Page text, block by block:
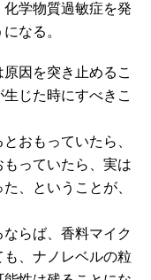
学物質過敏症を発
なる。
因を突き止めるこ
じた時にすべきこ
おもっていたら、
っていたら、実は
、ということが、
らば、香料マイク
、ナノレベルの粒